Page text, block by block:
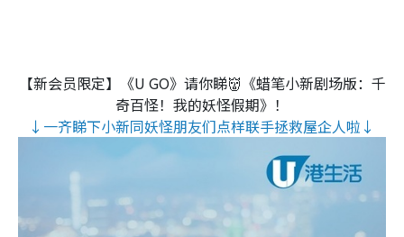
【新会员限定】《U GO》请你睇👹《蜡笔小新剧场版：千
奇百怪！我的妖怪假期》！
↓一齐睇下小新同妖怪朋友们点样联手拯救屋企人啦↓